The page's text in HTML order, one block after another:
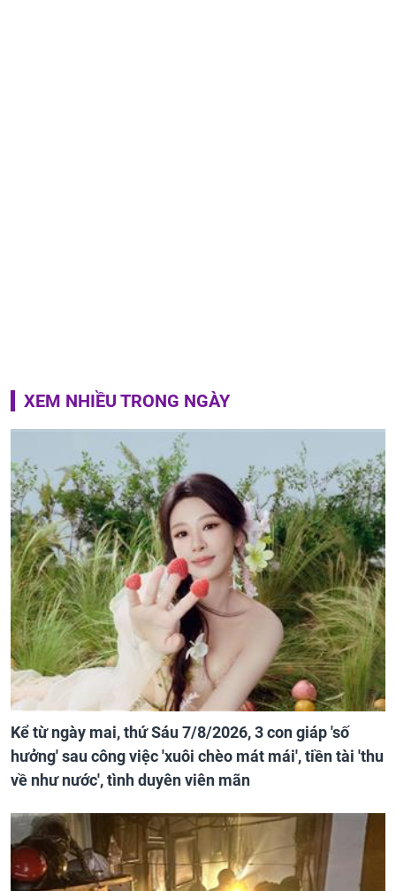
XEM NHIỀU TRONG NGÀY
Kể từ ngày mai, thứ Sáu 7/8/2026, 3 con giáp 'số
hưởng' sau công việc 'xuôi chèo mát mái', tiền tài 'thu
về như nước', tình duyên viên mãn